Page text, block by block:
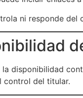
ni responde del
la disponibilidad
control del titular.